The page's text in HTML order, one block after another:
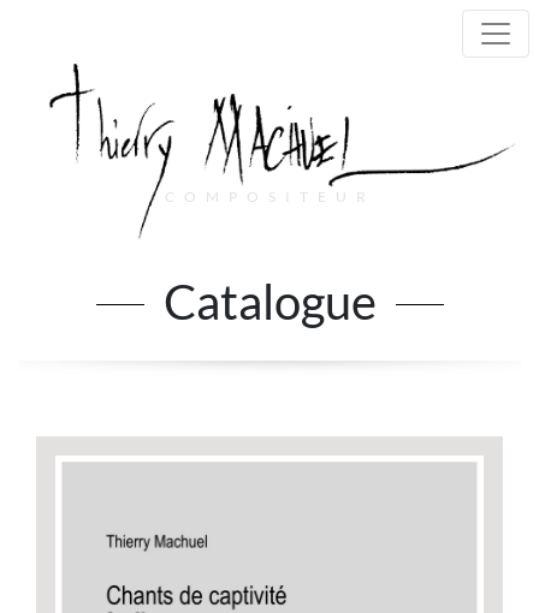
COMPOSITEUR
Main Navigation
Catalogue